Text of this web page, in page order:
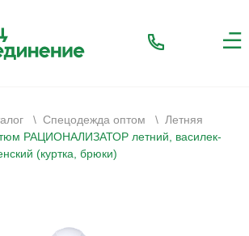
\ Спецодежда оптом \ Летняя
РАЦИОНАЛИЗАТОР летний, василек-
(куртка, брюки)